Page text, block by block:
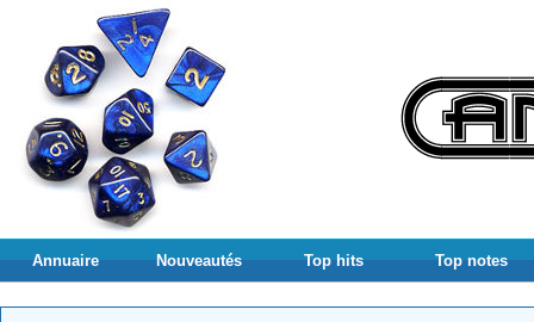
Annuaire Nouveautés Top hits Top notes